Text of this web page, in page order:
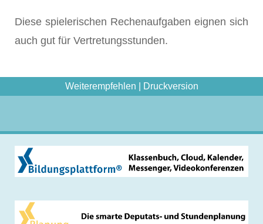
Diese spielerischen Rechenaufgaben eignen sich
auch gut für Vertretungsstunden.
Weiterempfehlen Druckversion